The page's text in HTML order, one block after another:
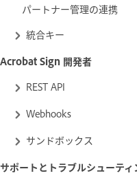
パートナー管理の連携
統合キー
Acrobat Sign 開発者
REST API
Webhooks
サンドボックス
サポートとトラブルシューティ